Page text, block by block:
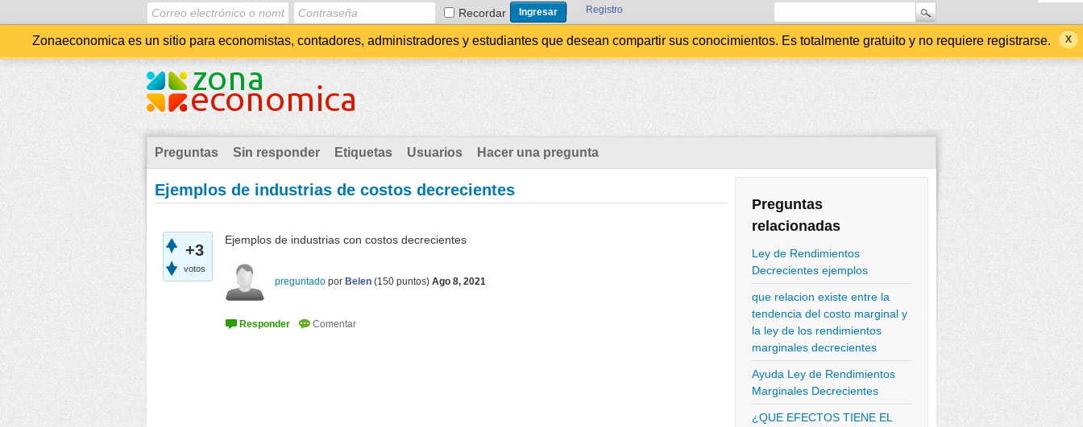
Recordar Registro
Zonaeconomica es un sitio para economistas, contadores, administradores y estudiantes que desean compartir sus conocimientos. Es totalmente gratuito y no requiere registrarse.
Preguntas Sin responder Etiquetas Usuarios Hacer una pregunta
Preguntas
relacionadas
Ley de Rendimientos
Decrecientes ejemplos
que relacion existe entre la
tendencia del costo marginal y
la ley de los rendimientos
marginales decrecientes
Ayuda Ley de Rendimientos
Marginales Decrecientes
¿QUE EFECTOS TIENE EL
Ejemplos de industrias de costos decrecientes
+3
votos
Ejemplos de industrias con costos decrecientes
preguntado por Belen (150 puntos) Ago 8, 2021